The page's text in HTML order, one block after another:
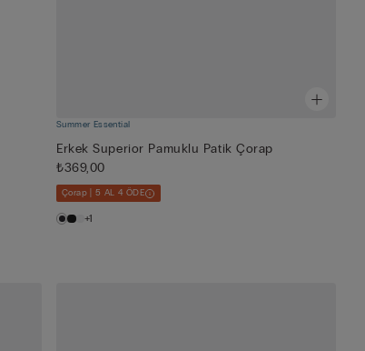
Summer Essential
Erkek Superior Pamuklu Patik Çorap
₺369,00
Çorap | 5 AL 4 ÖDE
+1